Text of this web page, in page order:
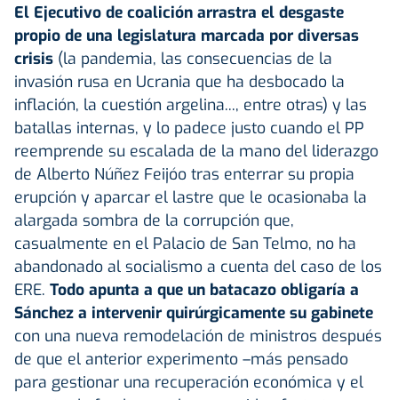
El Ejecutivo de coalición arrastra el desgaste
propio de una legislatura marcada por diversas
crisis (la pandemia, las consecuencias de la
invasión rusa en Ucrania que ha desbocado la
inflación, la cuestión argelina..., entre otras) y las
batallas internas, y lo padece justo cuando el PP
reemprende su escalada de la mano del liderazgo
de Alberto Núñez Feijóo tras enterrar su propia
erupción y aparcar el lastre que le ocasionaba la
alargada sombra de la corrupción que,
casualmente en el Palacio de San Telmo, no ha
abandonado al socialismo a cuenta del caso de los
ERE. Todo apunta a que un batacazo obligaría a
Sánchez a intervenir quirúrgicamente su gabinete
con una nueva remodelación de ministros después
de que el anterior experimento –más pensado
para gestionar una recuperación económica y el